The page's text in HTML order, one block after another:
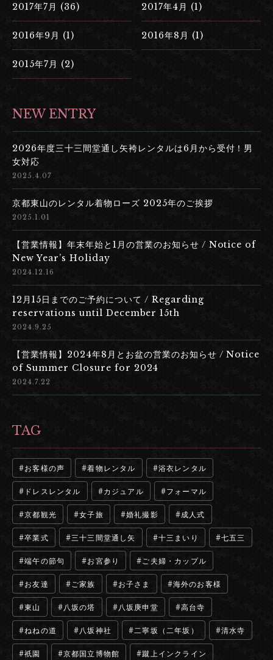
2017年7月 (36) 2017年4月 (1)
2016年9月 (1) 2016年8月 (1)
2015年7月 (2)
NEW ENTRY
2026年度三十三間堂通し矢袴レンタルは6月から受付！男
女対応
2025.4.07
京都東山のレンタル着物ローズ 2025年のご挨拶
2025.1.01
【営業情報】年末年始と1月の営業のお知らせ / Notice of
New Year’s Holiday
2024.12.16
12月15日までのご予約について / Regarding
reservations until December 15th
2024.9.25
【営業情報】2024年8月とお盆の営業のお知らせ / Notice
of Summer Closure for 2024
2024.7.22
TAG
お客様の声 着物レンタル 浴衣レンタル
ドレスレンタル カジュアル フォーマル
京都観光 女子旅 婚礼撮影 成人式
卒業式 三十三間堂通し矢 十三まいり 七五三
端午の節句 お宮参り ご夫婦・カップル
お友達 ご家族 お子さま 海外のお客様
東山 八坂の塔 八坂庚申堂 高台寺
ねねの道 八坂神社 二寧坂（二年坂） 清水寺
祇園 京都国立博物館 蹴上インクライン